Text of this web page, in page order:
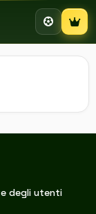
degli utenti